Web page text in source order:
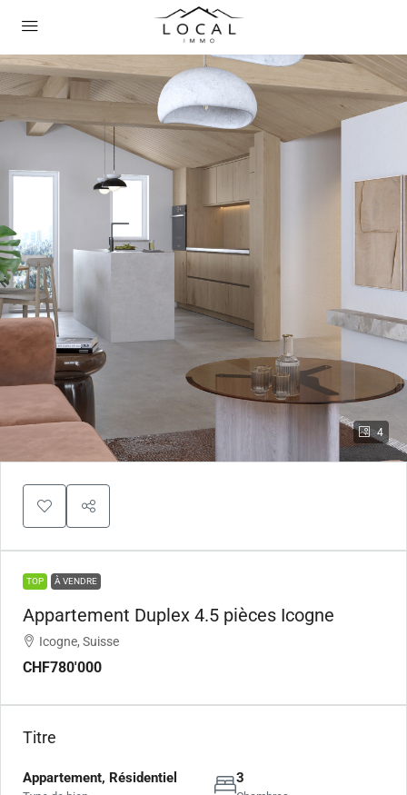
4
TOP À VENDRE
Appartement Duplex 4.5 pièces Icogne
Icogne, Suisse
CHF780'000
Titre
Appartement, Résidentiel 3